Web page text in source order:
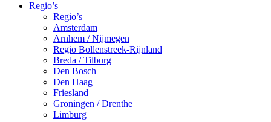
Regio’s
Regio’s
Amsterdam
Arnhem / Nijmegen
Regio Bollenstreek-Rijnland
Breda / Tilburg
Den Bosch
Den Haag
Friesland
Groningen / Drenthe
Limburg